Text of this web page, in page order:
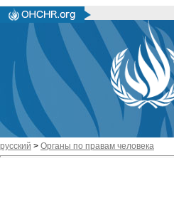
русский > Органы по правам человека